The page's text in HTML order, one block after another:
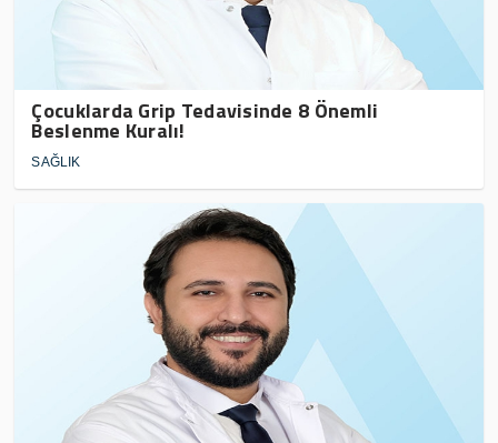
Çocuklarda Grip Tedavisinde 8 Önemli
Beslenme Kuralı!
SAĞLIK